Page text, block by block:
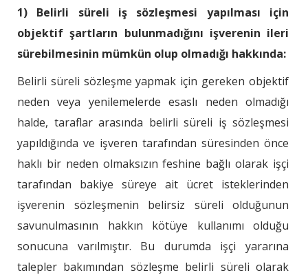
1) Belirli süreli iş sözleşmesi yapılması için
objektif şartların bulunmadığını işverenin ileri
sürebilmesinin mümkün olup olmadığı hakkında:
Belirli süreli sözleşme yapmak için gereken objektif
neden veya yenilemelerde esaslı neden olmadığı
halde, taraflar arasında belirli süreli iş sözleşmesi
yapıldığında ve işveren tarafından süresinden önce
haklı bir neden olmaksızın feshine bağlı olarak işçi
tarafından bakiye süreye ait ücret isteklerinden
işverenin sözleşmenin belirsiz süreli olduğunun
savunulmasının hakkın kötüye kullanımı olduğu
sonucuna varılmıştır. Bu durumda işçi yararına
talepler bakımından sözleşme belirli süreli olarak